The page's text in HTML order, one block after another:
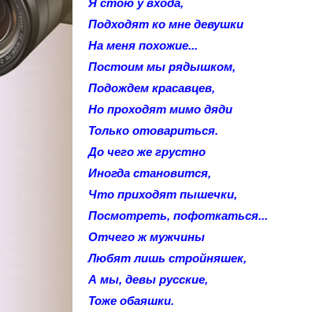
Я стою у входа,
Подходят ко мне девушки
На меня похожие...
Постоим мы рядышком,
Подождем красавцев,
Но проходят мимо дяди
Только отовариться.
До чего же грустно
Иногда становится,
Что приходят пышечки,
Посмотреть, пофоткаться...
Отчего ж мужчины
Любят лишь стройняшек,
А мы, девы русские,
Тоже обаяшки.